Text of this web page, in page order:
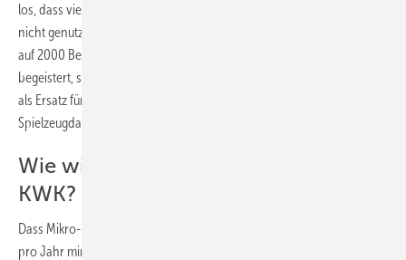
los, dass viele Aggregate im Sommer oft stillstehen, weil die Wärme
nicht genutzt werden kann. Manche Aggregate kämen gerade einmal
auf 2000 Betriebsstunden pro Jahr, aber die Leute seien trotzdem
begeistert, so der Tenor. Vielleicht dienen solche Maschinen ja auch
als Ersatz für die Spielzeugeisenbahn oder die
Spielzeugdampfmaschine.
Wie wirtschaftlich sind die Mikro-
KWK?
Dass Mikro-KWK eigentlich erst dann wirtschaftlich arbeiten, wenn sie
pro Jahr mindestens 3000 bis 5000 Volllaststunden in Betrieb sind,